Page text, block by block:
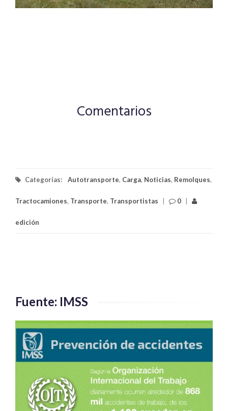
Comentarios
Categorías: Autotransporte, Carga, Noticias, Remolques,
Tractocamiones, Transporte, Transportistas 0
edición
Fuente: IMSS